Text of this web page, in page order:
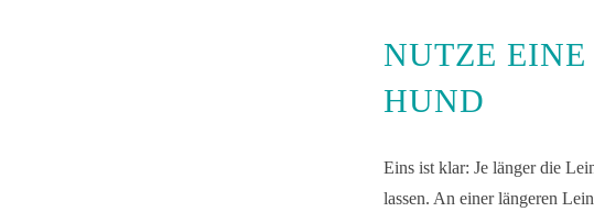
NUTZE
HUND
Eins ist klar: Je länger die
lassen. An einer längeren